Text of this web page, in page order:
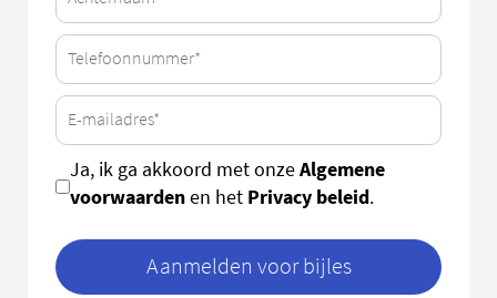
Ja, ik ga akkoord met onzeAlgemene
voorwaardenen het Privacy beleid.
Aanmelden voor bijles